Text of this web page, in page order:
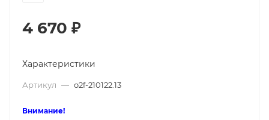
4 670 ₽
Характеристики
Артикул — o2f-210122.13
Внимание!